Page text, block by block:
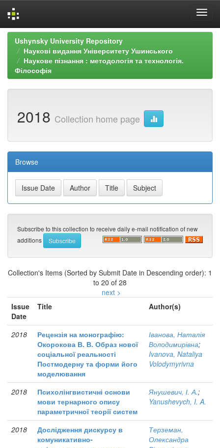
Skip
navigation
Ushynsky University Repository
Наукові видання Університету Ушинського
Наукове пізнання : методологія та технологія.
Філософія
2018 Collection home page
Browse
Subscribe to this collection to receive daily e-mail notification of new
additions
Collection's Items (Sorted by Submit Date in Descending order): 1
to 20 of 28
next >
Issue
Date
Title Author(s)
2018
Рецензія на монографію:
Окорокова В. В. Образ нової
соціальної реальності
Постмодерну та форми його
моделювання
Іванова, Наталія
Володимирівна;
Ivanova, Nataliya
Volodymyrivna
2018
Психолінгвистичні основи
мови тернарного опису
параметричної теорії систем
Янушевич, І. А.;
Yanushevych, I. A.
2018
Дослідження дискурсу в
комуникативно-
Терземан,
Олександра